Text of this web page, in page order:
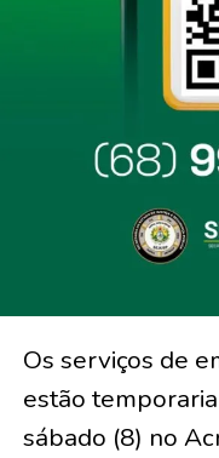
Os serviços de
estão
sábado (8) no